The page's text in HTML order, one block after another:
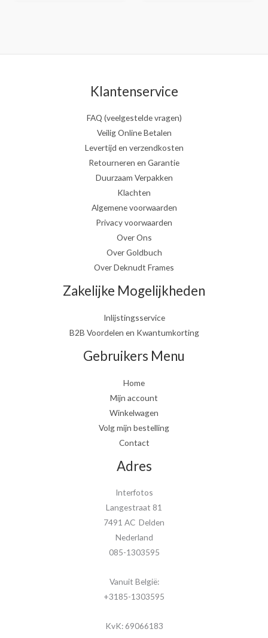
Klantenservice
FAQ (veelgestelde vragen)
Veilig Online Betalen
Levertijd en verzendkosten
Retourneren en Garantie
Duurzaam Verpakken
Klachten
Algemene voorwaarden
Privacy voorwaarden
Over Ons
Over Goldbuch
Over Deknudt Frames
Zakelijke Mogelijkheden
Inlijstingsservice
B2B Voordelen en Kwantumkorting
Gebruikers Menu
Home
Mijn account
Winkelwagen
Volg mijn bestelling
Contact
Adres
Interfotos
Langestraat 81
7491 AC Delden
Nederland
085-1303595
Vanuit België:
+3185-1303595
KvK: 69066183